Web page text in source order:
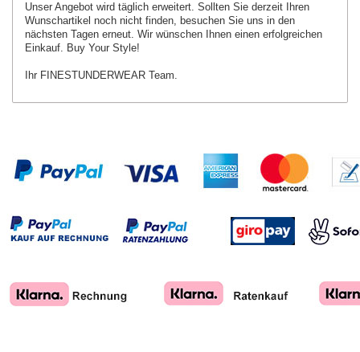
Unser Angebot wird täglich erweitert. Sollten Sie derzeit Ihren
Wunschartikel noch nicht finden, besuchen Sie uns in den
nächsten Tagen erneut. Wir wünschen Ihnen einen erfolgreichen
Einkauf. Buy Your Style!
Ihr FINESTUNDERWEAR Team.